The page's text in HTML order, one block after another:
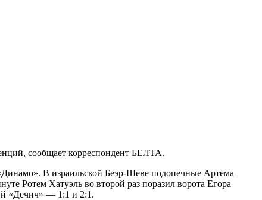
сообщает корреспондент БЕЛТА.
В израильской Беэр-Шеве подопечные Артема
Ротем Хатуэль во второй раз поразил ворота Егора
«Дечич» — 1:1 и 2:1.